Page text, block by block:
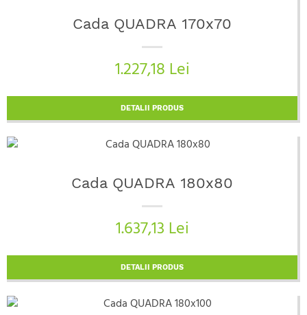
Cada QUADRA 170x70
1.227,18 Lei
DETALII PRODUS
Cada QUADRA 180x80
1.637,13 Lei
DETALII PRODUS